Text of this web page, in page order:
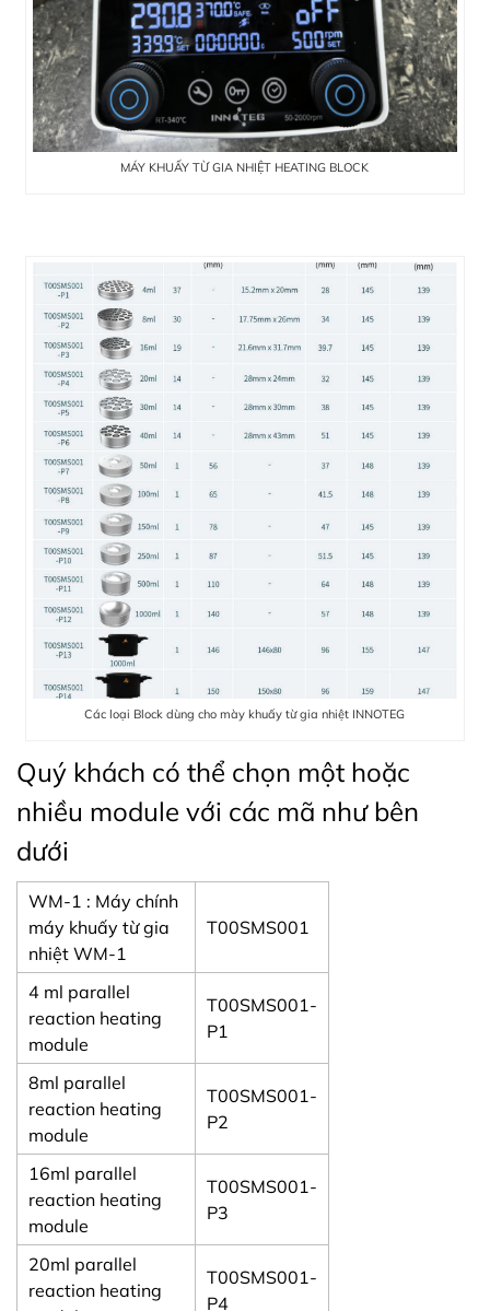
MÁY KHUẤY TỪ GIA NHIỆT HEATING BLOCK
Các loại Block dùng cho mày khuấy từ gia nhiệt INNOTEG
Quý khách có thể chọn một hoặc
nhiều module với các mã như bên
dưới
WM-1 : Máy chính
máy khuấy từ gia
nhiệt WM-1
T00SMS001
4 ml parallel
reaction heating
module
T00SMS001-
P1
8ml parallel
reaction heating
module
T00SMS001-
P2
16ml parallel
reaction heating
module
T00SMS001-
P3
20ml parallel
reaction heating
T00SMS001-
P4